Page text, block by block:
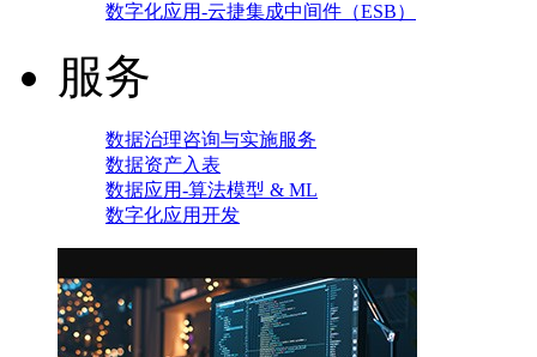
数字化应用-云捷集成中间件（ESB）
服务
数据治理咨询与实施服务
数据资产入表
数据应用-算法模型 & ML
数字化应用开发